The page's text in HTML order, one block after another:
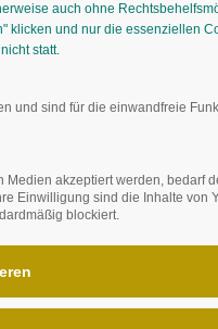
Staudiges
auch ohne
klicken und nur die essenziellen
statt.
und sind für die einwandfreie
akzeptiert werden, bedarf
Einwilligung sind die Inhalte von
blockiert.